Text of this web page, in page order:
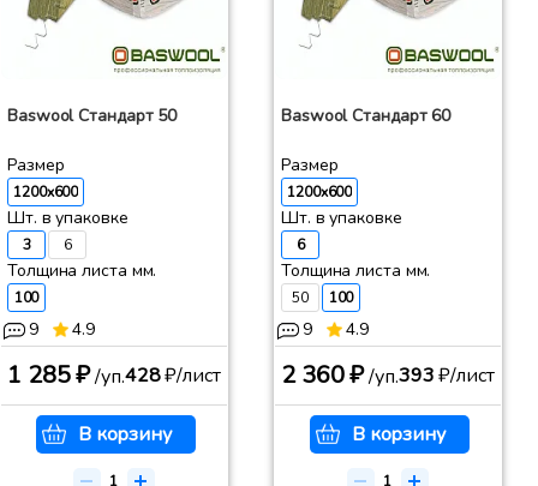
Baswool Стандарт 50
Размер
1200x600
Шт. в упаковке
3 6
Толщина листа мм.
100
9 4.9
1 285 ₽/уп.428₽/лист
В корзину
Baswool Стандарт 60
Размер
1200x600
Шт. в упаковке
6
Толщина листа мм.
50 100
9 4.9
2 360 ₽/уп.393₽/лист
В корзину